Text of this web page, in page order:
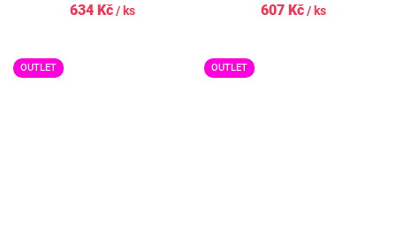
634 Kč/ ks 607 Kč/ ks
OUTLET OUTLET